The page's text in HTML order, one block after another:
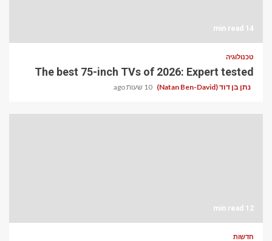
14 min read
טכנולוגיה
The best 75-inch TVs of 2026: Expert tested
נתן בן דוד (Natan Ben-David) 10 שעות ago
12 min read
חדשות